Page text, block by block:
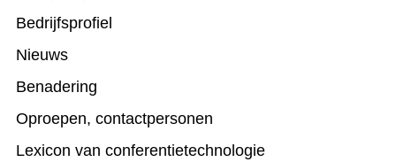
Bedrijfsprofiel
Nieuws
Benadering
Oproepen, contactpersonen
Lexicon van conferentietechnologie